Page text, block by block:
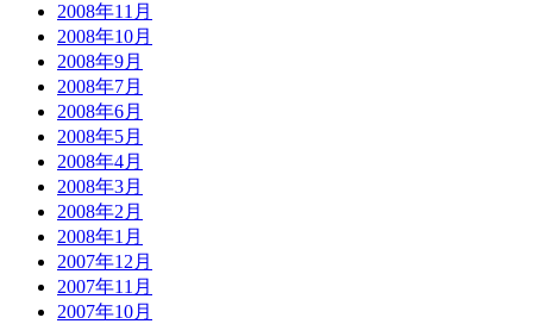
2008年11月
2008年10月
2008年9月
2008年7月
2008年6月
2008年5月
2008年4月
2008年3月
2008年2月
2008年1月
2007年12月
2007年11月
2007年10月